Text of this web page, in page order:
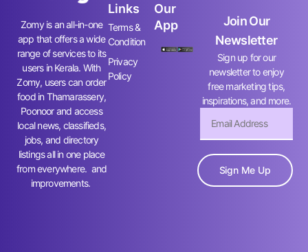
Zomy is an all-in-one
app that offers a wide
range of services to its
users in Kerala. With
Zomy, users can order
food in Thamarassery,
Poonoor and access
local news, classifieds,
jobs, and directory
listings all in one place
from everywhere. and
improvements.
Links
Terms &
Condition
Privacy
Policy
Our
App
Join Our
Newsletter
Sign up for our
newsletter to enjoy
free marketing tips,
inspirations, and more.
Sign Me Up